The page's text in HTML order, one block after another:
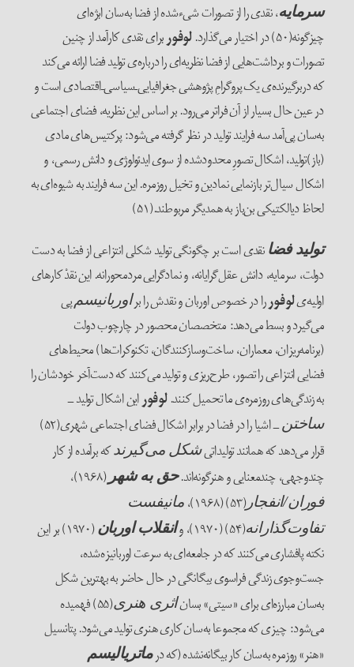
سرمایه، نقدی را از تصورات شی‌‌ء‌‌شده‌ از فضا به‌سان ابژه‌‌ای
چیزگونه(۵۰) در اختیار می‌‌گذارد.
لوفوربرای نقدی کارآمد از چنین
تصورات و برداشت‌‌هایی از فضا نظریه‌‌ای را درباره‌‌ی تولید فضا ارائه می‌‌کند
که دربرگیرنده‌‌ی یک پروگرامِ پژوهشی جغرافیایی‌‌ـ‌‌سیاسی‌‌ـ‌‌اقتصادی است و
در عین حال بسیار از آن فراتر می‌رود. بر اساس این نظریه، فضای اجتماعی
به‌سان پی‌آمد سه فرایند تولید در نظر گرفته می‌‌شود: پرکتیس‌‌های مادی
(باز)تولید، اشکال تصورِ محدودشده از سوی ایدئولوژی و دانش رسمی، و
اشکال سیال‌‌تر بازنمایی نمادین و تخیل روزمره. این سه فرایند به شیوه‌‌ای به
لحاظ دیالکتیکی بن‌‌باز به همدیگر مربوطند.(۵۱)
تولید فضا نقدی است بر چگونگی تولید شکلی انتزاعی از فضا به دست
دولت، سرمایه، دانش عقل‌‌گرایانه، و نمادگرایی مردمحورانه. این نقدْ کارهای
اولیه‌‌یلوفوررا در خصوص اوربان و نقدش را براوربانیسمپی
می‌‌گیرد و بسط می‌‌دهد: متخصصان محصور در چارچوب دولت
(برنامه‌‌ریزان، معماران، ساخت‌وسازکنندگان، تکنو‌کرات‌‌ها) محیط‌‌های
فضایی انتزاعی را تصور، طرح‌‌ریزی و تولید می‌‌کنند که دست‌آخر خودشان را
به زندگی‌‌های روزمره‌‌ی ما تحمیل کنند.لوفوراین اشکال تولید ــ
ساختن
ــ اشیا را در فضا در برابر اشکال فضای اجتماعی شهری(۵۲)
قرار می‌‌دهد که همانند تولیداتیشکل می‌‌گیرندکه برآمده از کار
چندوجهی، چندمعنایی و هنرگونه‌اند.حق به شهر (۱۹۶۸)،
فوران/انفجار(۵۳) (۱۹۶۸)،
مانیفست
تفاوت‌گذارانه(۵۴) (۱۹۷۰)، و انقلاب اوربان
(۱۹۷۰) بر این
نکته پافشاری می‌‌کنند که در جامعه‌‌ای به سرعت اوربانیزه‌‌شده،
جست‌‌وجوی زندگی فراسوی بیگانگی در حال حاضر به بهترین شکل
به‌سان مبارزه‌‌ای برای «سیتی» بساناثری هنری
(۵۵) فهمیده
می‌شود: چیزی که مجموعا به‌سان کاری هنری تولید می‌‌شود. پتانسیل
«هنر» روزمره به‌سان کار بیگانه‌‌نشده (که درماتریالیسم